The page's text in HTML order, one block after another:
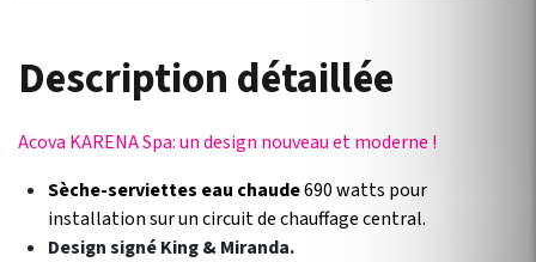
Description détaillée
Acova KARENA Spa: un design nouveau et moderne !
Sèche-serviettes eau chaude690 watts pour
installation sur un circuit de chauffage central.
Design signé King & Miranda.